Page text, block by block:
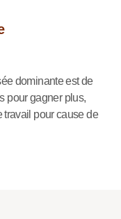
dominante est de
pour gagner plus,
travail pour cause de